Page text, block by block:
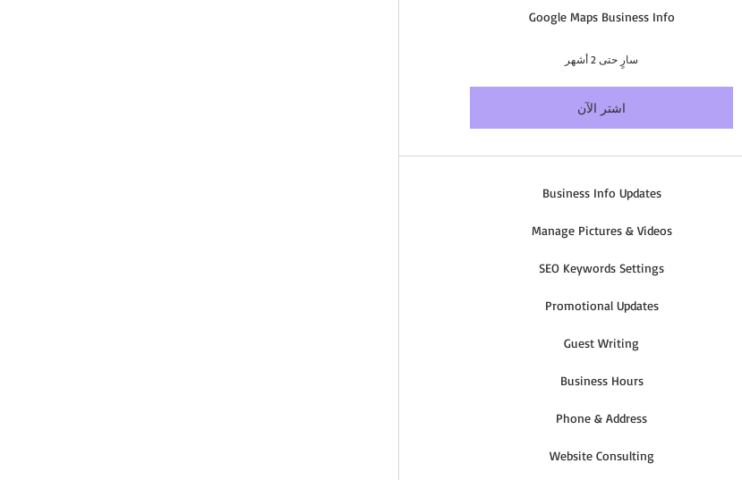
Google Maps Business Info
سارٍ حتى 2 أشهر
اشتر الآن
Business Info Updates
Manage Pictures & Videos
SEO Keywords Settings
Promotional Updates
Guest Writing
Business Hours
Phone & Address
Website Consulting